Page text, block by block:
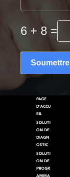
6 + 8 =
Soumettre
PAGE
D'ACCU
EIL
SOLUTI
ON DE
DIAGN
OSTIC
SOLUTI
ON DE
PROGR
AMMA